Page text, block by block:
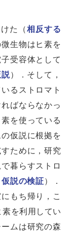
た（相反する
生物はヒ素を
受容体として
説）．そして，
るストロマト
ばならなかっ
を使っている
仮説に根拠を
ために，研究
暮らすストロ
説の検証）．
もち帰り，こ
を利用してい
ムは研究の森